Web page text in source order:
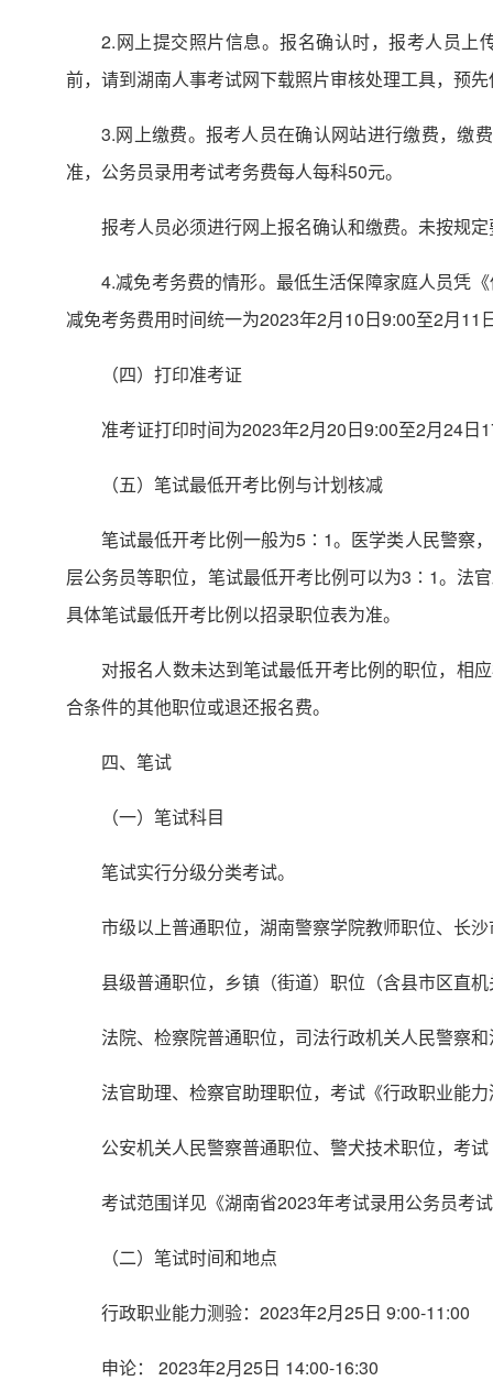
2.网上提交照片信息。报名确认时，报考人员上
前，请到湖南人事考试网下载照片审核处理工具，预
3.网上缴费。报考人员在确认网站进行缴费，缴
准，公务员录用考试考务费每人每科50元。
报考人员必须进行网上报名确认和缴费。未按规
4.减免考务费的情形。最低生活保障家庭人员凭
减免考务费用时间统一为2023年2月10日9:00至2月11
（四）打印准考证
准考证打印时间为2023年2月20日9:00至2月24
（五）笔试最低开考比例与计划核减
笔试最低开考比例一般为5∶1。医学类人民警察
层公务员等职位，笔试最低开考比例可以为3∶1。法
具体笔试最低开考比例以招录职位表为准。
对报名人数未达到笔试最低开考比例的职位，相
合条件的其他职位或退还报名费。
四、笔试
（一）笔试科目
笔试实行分级分类考试。
市级以上普通职位，湖南警察学院教师职位、长
县级普通职位，乡镇（街道）职位（含县市区直
法院、检察院普通职位，司法行政机关人民警察
法官助理、检察官助理职位，考试《行政职业能
公安机关人民警察普通职位、警犬技术职位，考
考试范围详见《湖南省2023年考试录用公务员考
（二）笔试时间和地点
行政职业能力测验：2023年2月25日 9:00-11:00
申论： 2023年2月25日 14:00-16:30